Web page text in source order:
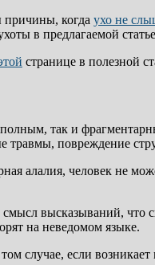
когда ухо не
в предлагаемой
странице в полезной
полным, так и
повреждение
алалия, человек не
высказываний, что
на неведомом языке.
случае, если возникает